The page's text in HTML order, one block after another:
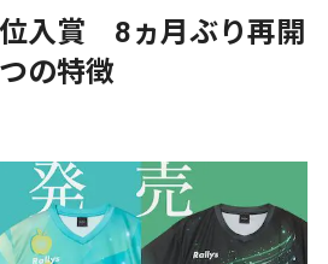
入賞 8ヵ月ぶり再開
の特徴